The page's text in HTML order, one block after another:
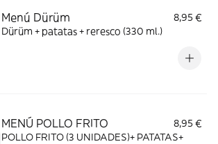
Menú Dürüm
8,95 €
Dürüm + patatas + reresco (330 ml.)
MENÚ POLLO FRITO
8,95 €
POLLO FRITO (3 UNIDADES)+ PATATAS+